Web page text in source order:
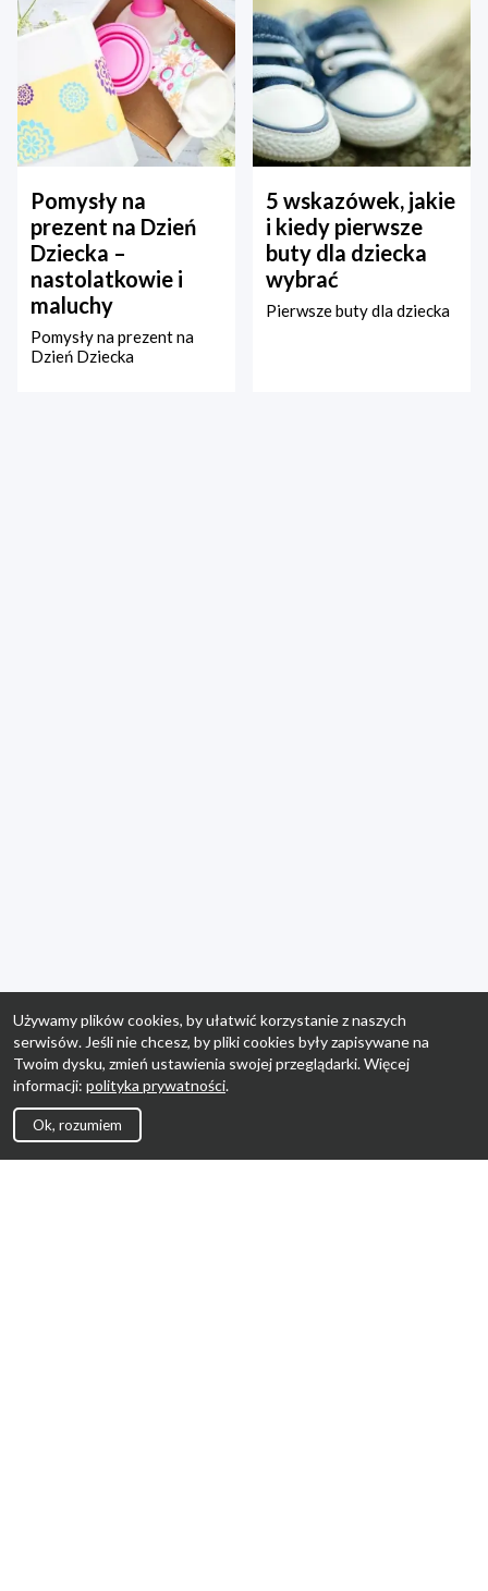
Pomysły na
prezent na Dzień
Dziecka –
nastolatkowie i
maluchy
Pomysły na prezent na
Dzień Dziecka
5 wskazówek, jakie
i kiedy pierwsze
buty dla dziecka
wybrać
Pierwsze buty dla dziecka
Używamy plików cookies, by ułatwić korzystanie z naszych
serwisów. Jeśli nie chcesz, by pliki cookies były zapisywane na
Twoim dysku, zmień ustawienia swojej przeglądarki. Więcej
informacji: polityka prywatności.
Ok, rozumiem